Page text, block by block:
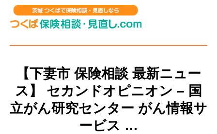
【下妻市 保険相談 最新ニュー
ス】 セカンドオピニオン – 国
立がん研究センター がん情報サ
ービス …